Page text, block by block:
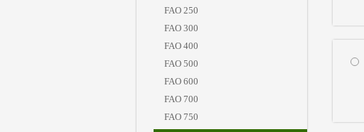
FAO 250
FAO 300
FAO 400
FAO 500
FAO 600
FAO 700
FAO 750